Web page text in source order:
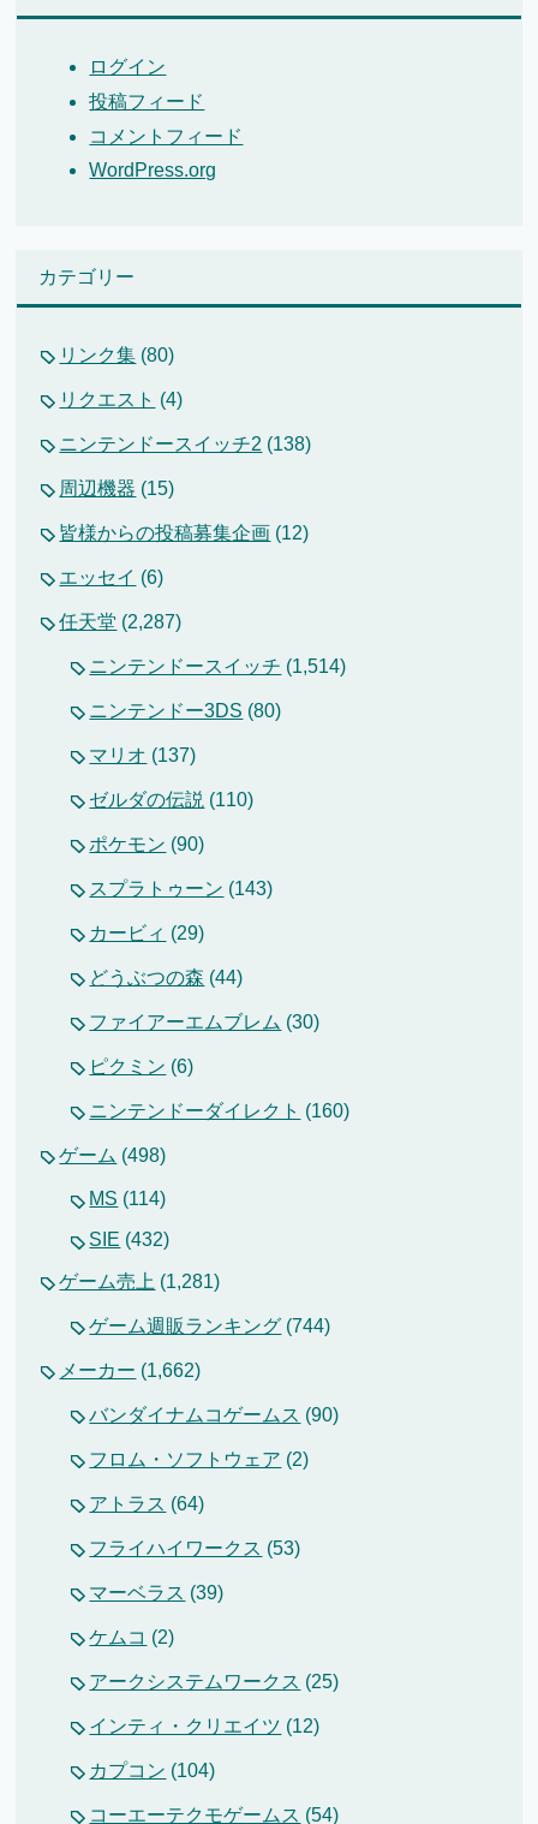
ログイン
投稿フィード
コメントフィード
WordPress.org
カテゴリー
リンク集 (80)
リクエスト (4)
ニンテンドースイッチ2 (138)
周辺機器 (15)
皆様からの投稿募集企画 (12)
エッセイ (6)
任天堂 (2,287)
ニンテンドースイッチ (1,514)
ニンテンドー3DS (80)
マリオ (137)
ゼルダの伝説 (110)
ポケモン (90)
スプラトゥーン (143)
カービィ (29)
どうぶつの森 (44)
ファイアーエムブレム (30)
ピクミン (6)
ニンテンドーダイレクト (160)
ゲーム (498)
MS (114)
SIE (432)
ゲーム売上 (1,281)
ゲーム週販ランキング (744)
メーカー (1,662)
バンダイナムコゲームス (90)
フロム・ソフトウェア (2)
アトラス (64)
フライハイワークス (53)
マーベラス (39)
ケムコ (2)
アークシステムワークス (25)
インティ・クリエイツ (12)
カプコン (104)
コーエーテクモゲームス (54)